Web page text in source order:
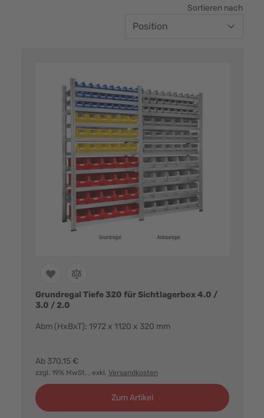
Sortieren nach
Grundregal Tiefe 320 für Sichtlagerbox 4.0 /
3.0 / 2.0
Abm (HxBxT): 1972 x 1120 x 320 mm
Ab 370,15 €
zzgl. 19% MwSt. , exkl. Versandkosten
Zum Artikel